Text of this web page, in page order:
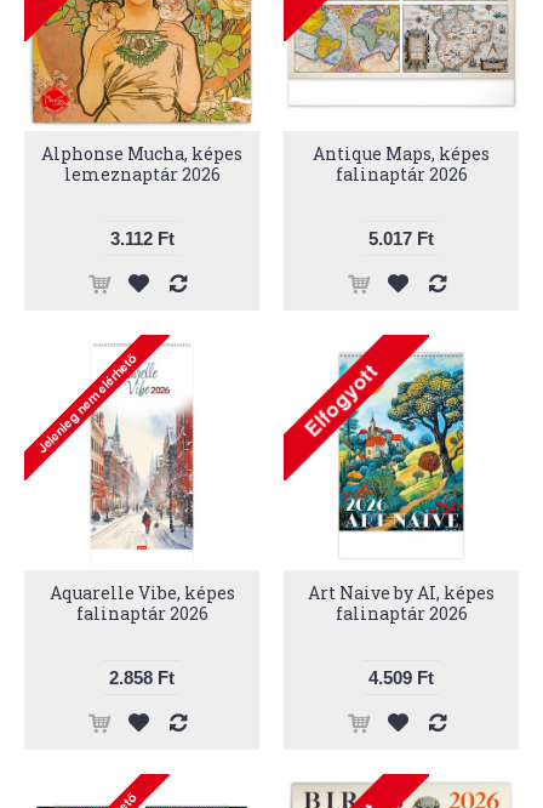
Alphonse Mucha, képes
lemeznaptár 2026
3.112 Ft
Antique Maps, képes
falinaptár 2026
5.017 Ft
Aquarelle Vibe, képes
falinaptár 2026
2.858 Ft
Art Naive by AI, képes
falinaptár 2026
4.509 Ft